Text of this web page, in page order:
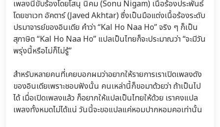
เพลงนี้ขับร้องโดยโสนุ นิคม (Sonu Nigam) เนื้อร้องประพันธ์
โดยชาเวท อัคตาร์ (Javed Akhtar) ซึ่งเป็นมือแต่งเนื้อร้องระดับ
ปรมาจารย์ของอินเดีย คำว่า “Kal Ho Naa Ho” จริง ๆ ก็เป็น
สุภาษิต “Kal Ho Naa Ho” แปลเป็นไทยก็จะประมาณว่า “จะมีวัน
พรุ่งนี้หรือไม่ก็ไม่รู้”
สำหรับหลายคนที่เคยบอกผมว่าอยากให้รายการเราเปิดเพลงดัง
ของอินเดียเพราะชอบฟังนั้น คนเหล่านี้ก็ขอมาด้วยว่า ถ้าเป็นไป
ได้ เมื่อเปิดเพลงแล้ว ก็อยากให้แปลเป็นไทยให้ด้วย เราคงแปล
เพลงทั้งหมดไม่ได้แน่ วันนี้จะขอแปลแค่หอมปากหอมคอเท่านั้น